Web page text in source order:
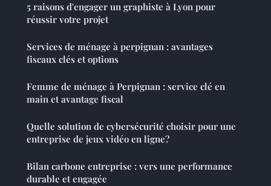
5 raisons d'engager un graphiste à Lyon pour
réussir votre projet
Services de ménage à perpignan : avantages
fiscaux clés et options
Femme de ménage à Perpignan : service clé en
main et avantage fiscal
Quelle solution de cybersécurité choisir pour une
entreprise de jeux vidéo en ligne?
Bilan carbone entreprise : vers une performance
durable et engagée